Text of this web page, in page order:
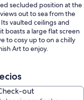
secluded position at the
out to sea from the
vaulted ceilings and
boasts a large flat screen
to cosy up to on a chilly
Art to enjoy.
the sun set across the
hot tub in the rear
a busy day on the
out